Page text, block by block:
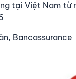
tại Việt Nam từ
Bancassurance